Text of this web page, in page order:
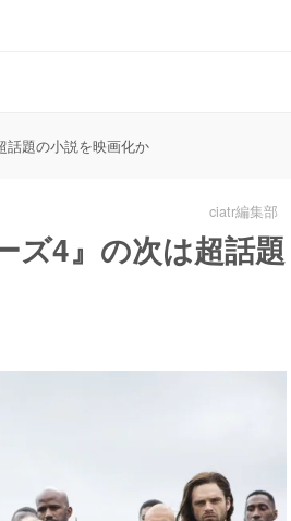
話題の小説を映画化か
ciatr編集部
ズ4』の次は超話題